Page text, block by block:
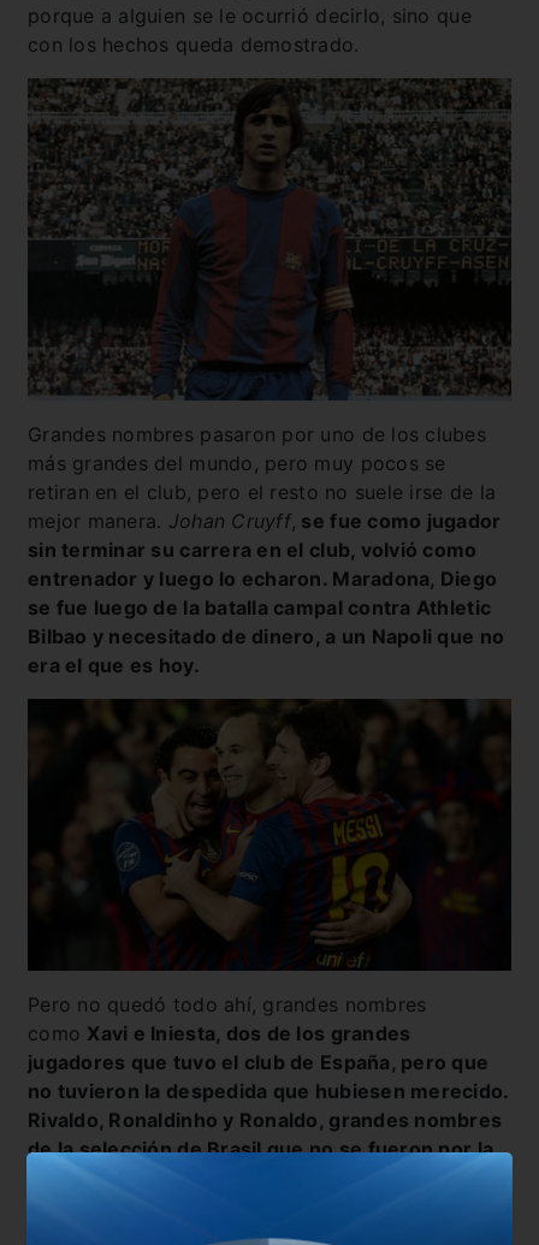
porque a alguien se le ocurrió decirlo, sino que
con los hechos queda demostrado.
Grandes nombres pasaron por uno de los clubes
más grandes del mundo, pero muy pocos se
retiran en el club, pero el resto no suele irse de la
mejor manera. Johan Cruyff, se fue como jugador
sin terminar su carrera en el club, volvió como
entrenador y luego lo echaron. Maradona, Diego
se fue luego de la batalla campal contra Athletic
Bilbao y necesitado de dinero, a un Napoli que no
era el que es hoy.
Pero no quedó todo ahí, grandes nombres
como Xavi e Iniesta, dos de los grandes
jugadores que tuvo el club de España, pero que
no tuvieron la despedida que hubiesen merecido.
Rivaldo, Ronaldinho y Ronaldo, grandes nombres
de la selección de Brasil que no se fueron por la
puerta grande.